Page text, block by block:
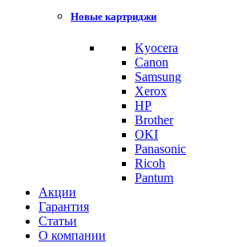
Новые картриджи
Kyocera
Canon
Samsung
Xerox
HP
Brother
OKI
Panasonic
Ricoh
Pantum
Акции
Гарантия
Статьи
О компании